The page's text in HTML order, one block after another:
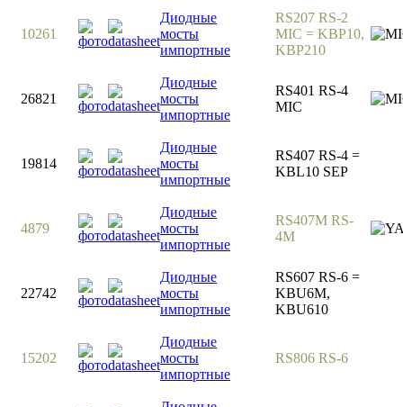
10261
Диодные
мосты
импортные
RS207 RS-2
MIC = KBP10,
KBP210
26821
Диодные
мосты
импортные
RS401 RS-4
MIC
19814
Диодные
мосты
импортные
RS407 RS-4 =
KBL10 SEP
4879
Диодные
мосты
импортные
RS407M RS-
4M
22742
Диодные
мосты
импортные
RS607 RS-6 =
KBU6M,
KBU610
15202
Диодные
мосты
импортные
RS806 RS-6